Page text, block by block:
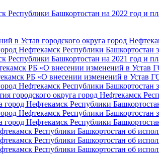
Башкортостан на 2022 год и
Устав городского округа город
Нефтекамск Республики Башкортостан
Башкортостан на 2021 год и
РБ «О внесении изменений в Устав
РБ «О внесении изменений в Устав
Нефтекамск Республики Башкортостан
городского округа город Нефтекамск
Нефтекамск Республики
Нефтекамск Республики Башкортостан
Нефтекамск Республики
Республики Башкортостан об
Республики Башкортостан об
Республики Башкортостан об